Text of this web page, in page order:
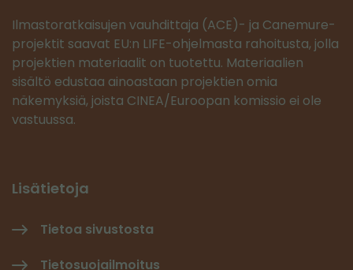
Ilmastoratkaisujen vauhdittaja (ACE)- ja Canemure-
projektit saavat EU:n LIFE-ohjelmasta rahoitusta, jolla
projektien materiaalit on tuotettu. Materiaalien
sisältö edustaa ainoastaan projektien omia
näkemyksiä, joista CINEA/Euroopan komissio ei ole
vastuussa.
Lisätietoja
Tietoa sivustosta
Tietosuojailmoitus